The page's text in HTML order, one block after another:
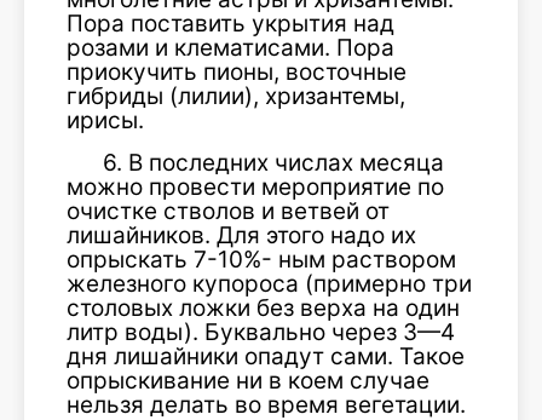
Пора поставить укрытия над
розами и клематисами. Пора
приокучить пионы, восточные
гибриды (лилии), хризантемы,
ирисы.
6. В последних числах месяца
можно провести мероприятие по
очистке стволов и ветвей от
лишайников. Для этого надо их
опрыскать 7-10%- ным раствором
железного купороса (примерно три
столовых ложки без верха на один
литр воды). Буквально через 3—4
дня лишайники опадут сами. Такое
опрыскивание ни в коем случае
нельзя делать во время вегетации.